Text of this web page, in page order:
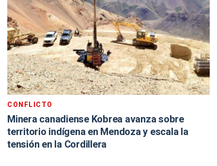
CONFLICTO
Minera canadiense Kobrea avanza sobre
territorio indígena en Mendoza y escala la
tensión en la Cordillera